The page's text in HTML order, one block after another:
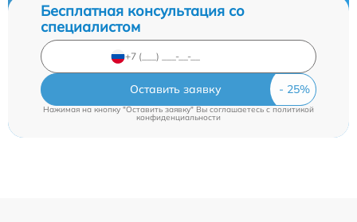
Бесплатная консультация со
специалистом
Оставить заявку
Нажимая на кнопку "Оставить заявку" Вы соглашаетесь cполитикой
конфиденциальности